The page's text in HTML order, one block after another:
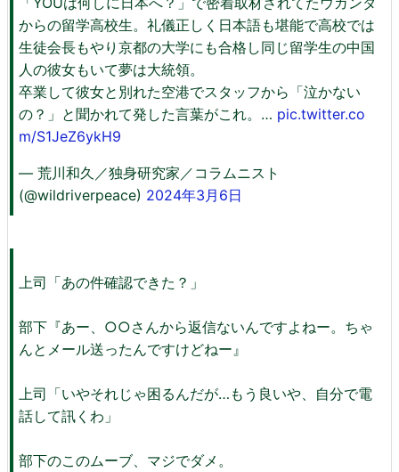
からの留学高校生。礼儀正しく日本語も堪能で高校では
生徒会長もやり京都の大学にも合格し同じ留学生の中国
人の彼女もいて夢は大統領。
卒業して彼女と別れた空港でスタッフから「泣かない
の？」と聞かれて発した言葉がこれ。… pic.twitter.co
m/S1JeZ6ykH9
— 荒川和久／独身研究家／コラムニスト
(@wildriverpeace) 2024年3月6日
上司「あの件確認できた？」
部下『あー、○○さんから返信ないんですよねー。ちゃ
んとメール送ったんですけどねー』
上司「いやそれじゃ困るんだが…もう良いや、自分で電
話して訊くわ」
部下のこのムーブ、マジでダメ。